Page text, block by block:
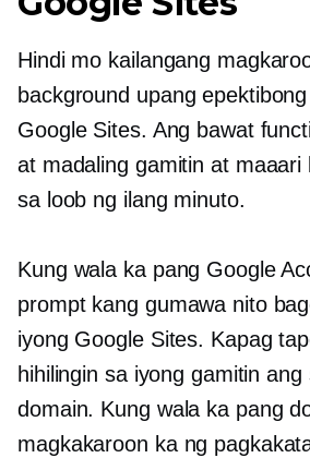
Hindi mo kailangang
background upang
Google Sites. Ang bawat
at madaling gamitin at maaari
sa loob ng ilang minuto.
Kung wala ka pang Google
prompt kang gumawa nito
iyong Google Sites. Kapag
hihilingin sa iyong gamitin ang
domain. Kung wala ka pang
magkakaroon ka ng